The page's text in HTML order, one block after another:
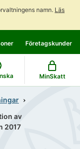
namn. Läs
Företagskunder
MinSkatt
av
2017